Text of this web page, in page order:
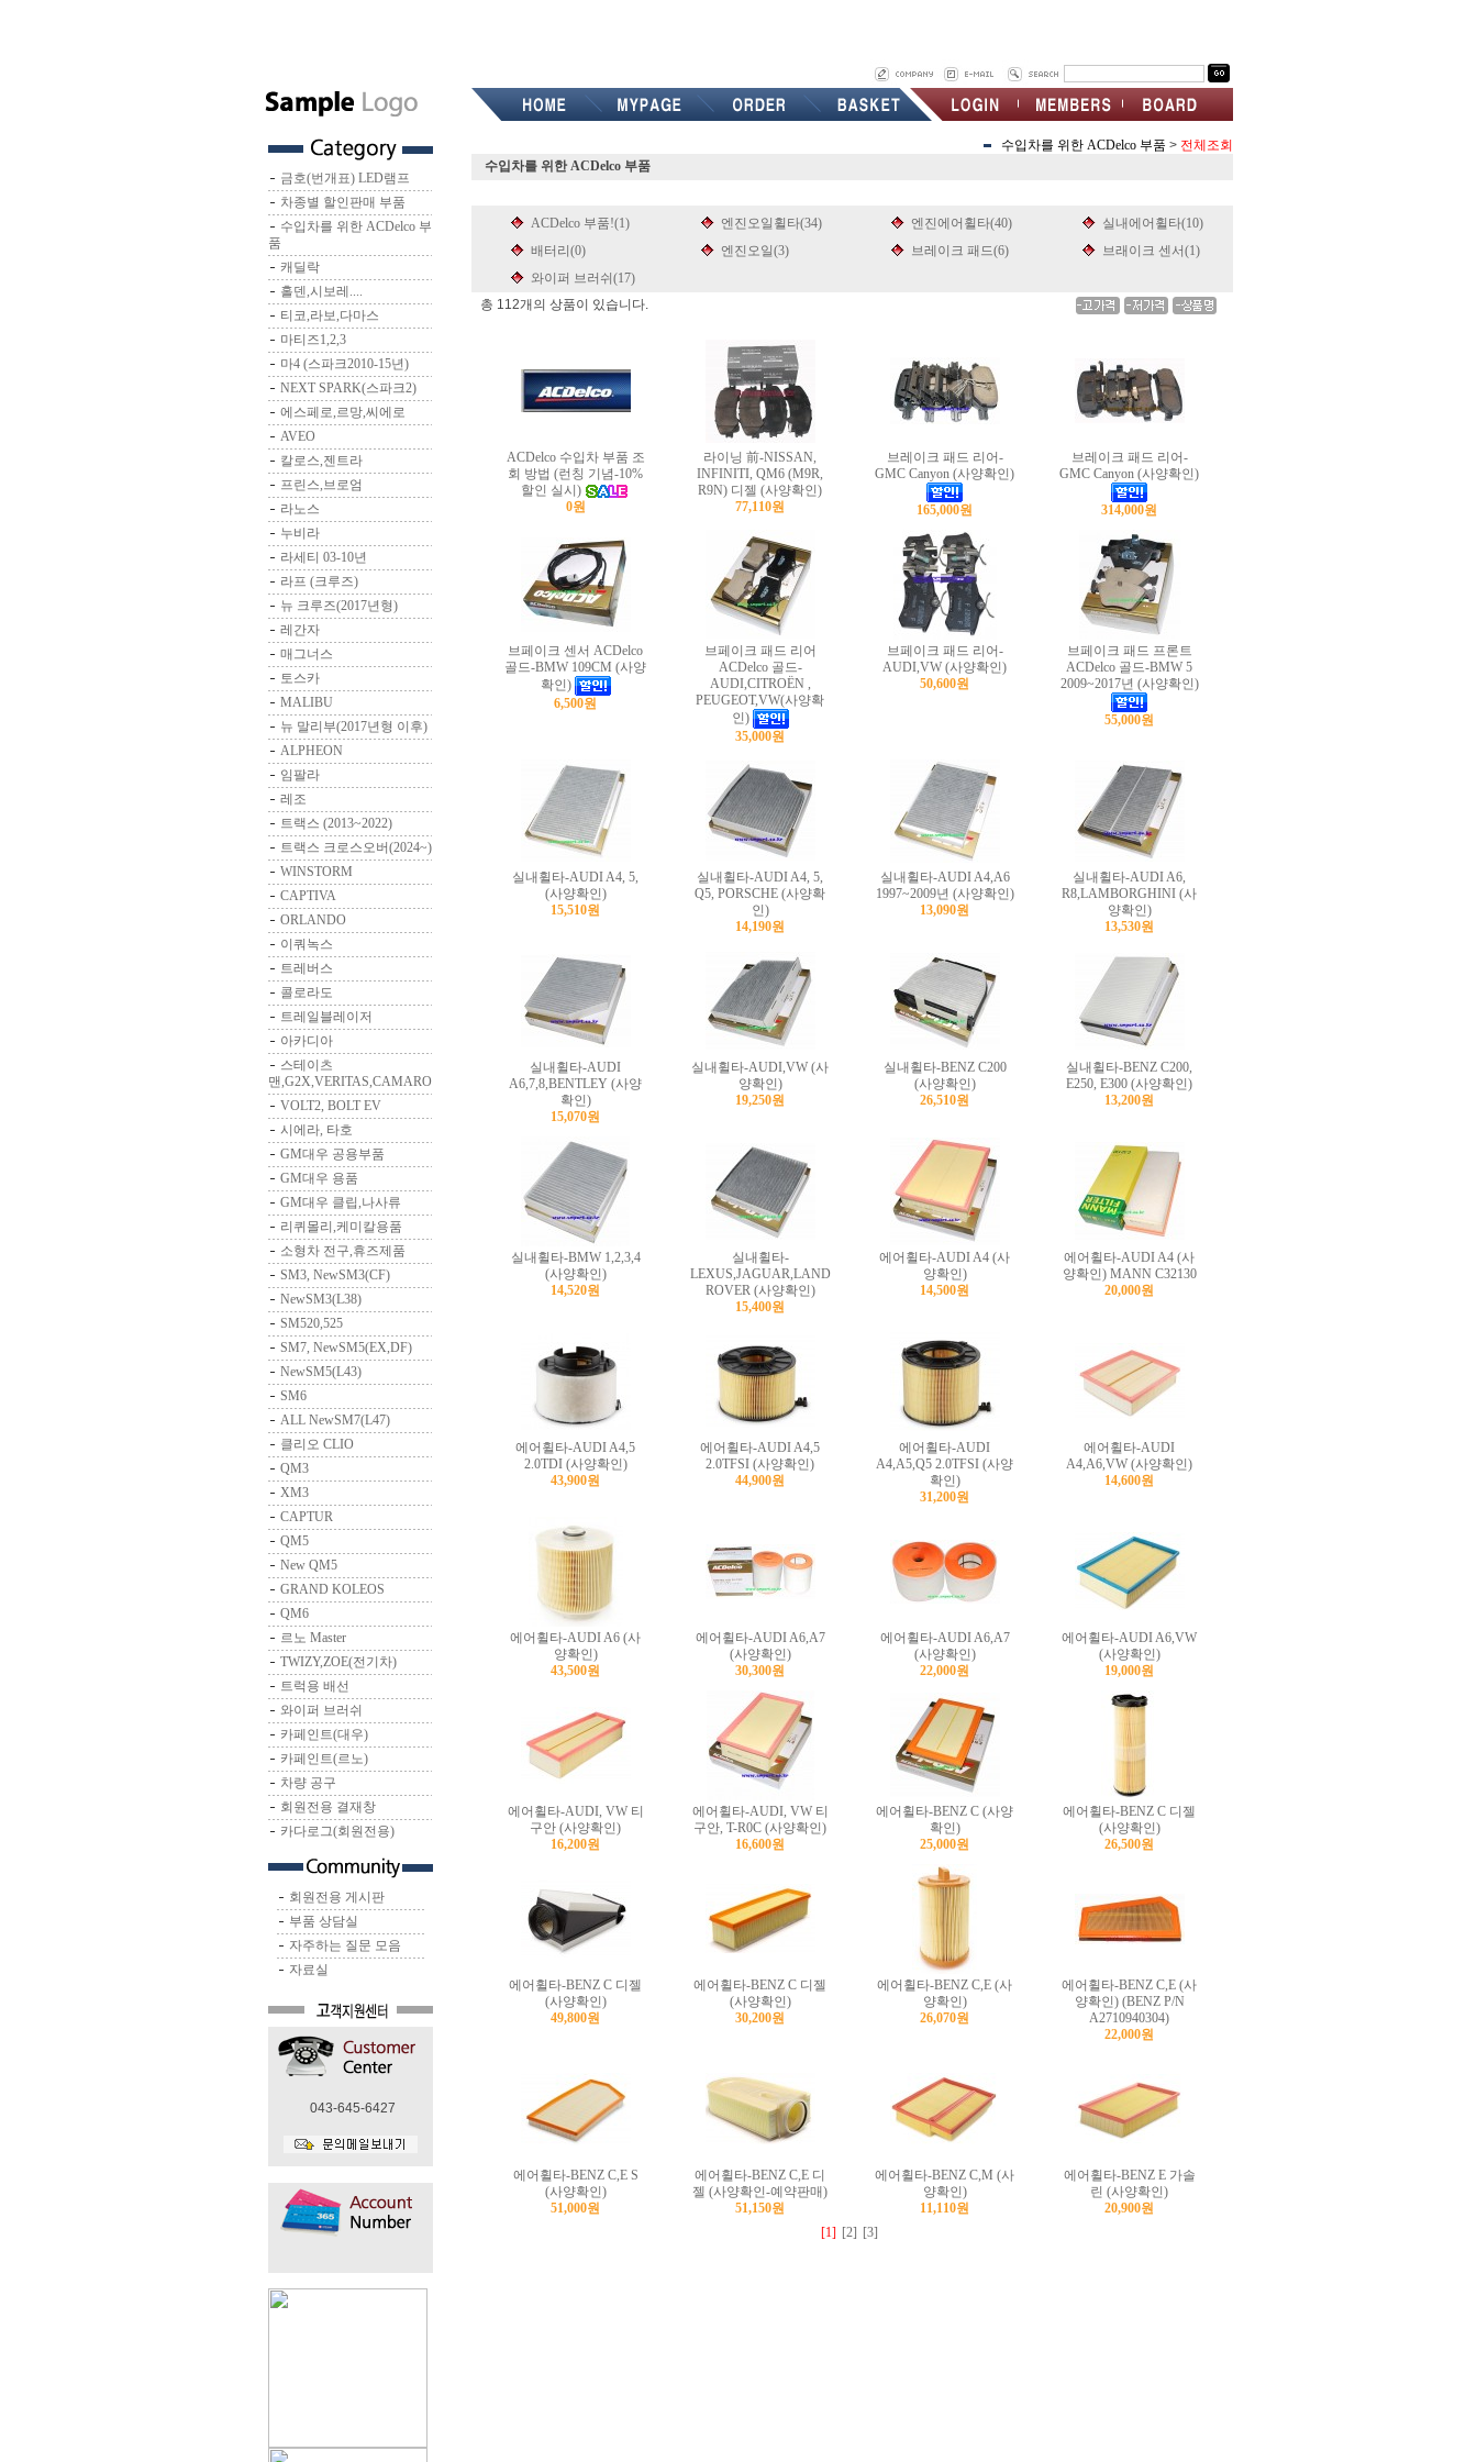
금호(번개표) LED램프
차종별 할인판매 부품
수입차를 위한 ACDelco 부
품
캐딜락
홀덴,시보레....
티코,라보,다마스
마티즈1,2,3
마4 (스파크2010-15년)
NEXT SPARK(스파크2)
에스페로,르망,씨에로
AVEO
칼로스,젠트라
프린스,브로엄
라노스
누비라
라세티 03-10년
라프 (크루즈)
뉴 크루즈(2017년형)
레간자
매그너스
토스카
MALIBU
뉴 말리부(2017년형 이후)
ALPHEON
임팔라
레조
트랙스 (2013~2022)
트랙스 크로스오버(2024~)
WINSTORM
CAPTIVA
ORLANDO
이쿼녹스
트레버스
콜로라도
트레일블레이저
아카디아
스테이츠
맨,G2X,VERITAS,CAMARO
VOLT2, BOLT EV
시에라, 타호
GM대우 공용부품
GM대우 용품
GM대우 클립,나사류
리퀴몰리,케미칼용품
소형차 전구,휴즈제품
SM3, NewSM3(CF)
NewSM3(L38)
SM520,525
SM7, NewSM5(EX,DF)
NewSM5(L43)
SM6
ALL NewSM7(L47)
클리오 CLIO
QM3
XM3
CAPTUR
QM5
New QM5
GRAND KOLEOS
QM6
르노 Master
TWIZY,ZOE(전기차)
트럭용 배선
와이퍼 브러쉬
카페인트(대우)
카페인트(르노)
차량 공구
회원전용 결재창
카다로그(회원전용)
회원전용 게시판
부품 상담실
자주하는 질문 모음
자료실
043-645-6427
수입차를 위한 ACDelco 부품 > 전체조회
수입차를 위한 ACDelco 부품
ACDelco 부품!(1) 엔진오일휠타(34) 엔진에어휠타(40)
실내에어휠타(10)
배터리(0)
엔진오일(3) 브레이크 패드(6)
브래이크 센서(1)
와이퍼 브러쉬(17)
총 112개의 상품이 있습니다.
ACDelco 수입차 부품 조
회 방법 (런칭 기념-10%
할인 실시)
0원
라이닝 前-NISSAN,
INFINITI, QM6 (M9R,
R9N) 디젤 (사양확인)
77,110원
브레이크 패드 리어-
GMC Canyon (사양확인)
165,000원
브레이크 패드 리어-
GMC Canyon (사양확인)
314,000원
브페이크 센서 ACDelco
골드-BMW 109CM (사양
확인)
6,500원
브페이크 패드 리어
ACDelco 골드-
AUDI,CITROËN ,
PEUGEOT,VW(사양확
인)
35,000원
브페이크 패드 리어-
AUDI,VW (사양확인)
50,600원
브페이크 패드 프론트
ACDelco 골드-BMW 5
2009~2017년 (사양확인)
55,000원
실내휠타-AUDI A4, 5,
(사양확인)
15,510원
실내휠타-AUDI A4, 5,
Q5, PORSCHE (사양확
인)
14,190원
실내휠타-AUDI A4,A6
1997~2009년 (사양확인)
13,090원
실내휠타-AUDI A6,
R8,LAMBORGHINI (사
양확인)
13,530원
실내휠타-AUDI
A6,7,8,BENTLEY (사양
확인)
15,070원
실내휠타-AUDI,VW (사
양확인)
19,250원
실내휠타-BENZ C200
(사양확인)
26,510원
실내휠타-BENZ C200,
E250, E300 (사양확인)
13,200원
실내휠타-BMW 1,2,3,4
(사양확인)
14,520원
실내휠타-
LEXUS,JAGUAR,LAND
ROVER (사양확인)
15,400원
에어휠타-AUDI A4 (사
양확인)
14,500원
에어휠타-AUDI A4 (사
양확인) MANN C32130
20,000원
에어휠타-AUDI A4,5
2.0TDI (사양확인)
43,900원
에어휠타-AUDI A4,5
2.0TFSI (사양확인)
44,900원
에어휠타-AUDI
A4,A5,Q5 2.0TFSI (사양
확인)
31,200원
에어휠타-AUDI
A4,A6,VW (사양확인)
14,600원
에어휠타-AUDI A6 (사
양확인)
43,500원
에어휠타-AUDI A6,A7
(사양확인)
30,300원
에어휠타-AUDI A6,A7
(사양확인)
22,000원
에어휠타-AUDI A6,VW
(사양확인)
19,000원
에어휠타-AUDI, VW 티
구안 (사양확인)
16,200원
에어휠타-AUDI, VW 티
구안, T-R0C (사양확인)
16,600원
에어휠타-BENZ C (사양
확인)
25,000원
에어휠타-BENZ C 디젤
(사양확인)
26,500원
에어휠타-BENZ C 디젤
(사양확인)
49,800원
에어휠타-BENZ C 디젤
(사양확인)
30,200원
에어휠타-BENZ C,E (사
양확인)
26,070원
에어휠타-BENZ C,E (사
양확인) (BENZ P/N
A2710940304)
22,000원
에어휠타-BENZ C,E S
(사양확인)
51,000원
에어휠타-BENZ C,E 디
젤 (사양확인-예약판매)
51,150원
에어휠타-BENZ C,M (사
양확인)
11,110원
에어휠타-BENZ E 가솔
린 (사양확인)
20,900원
[1] [2] [3]